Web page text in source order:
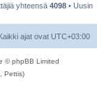
yhteensä 4098 • Uusin
ajat ovat UTC+03:00
© phpBB Limited
Pettis)